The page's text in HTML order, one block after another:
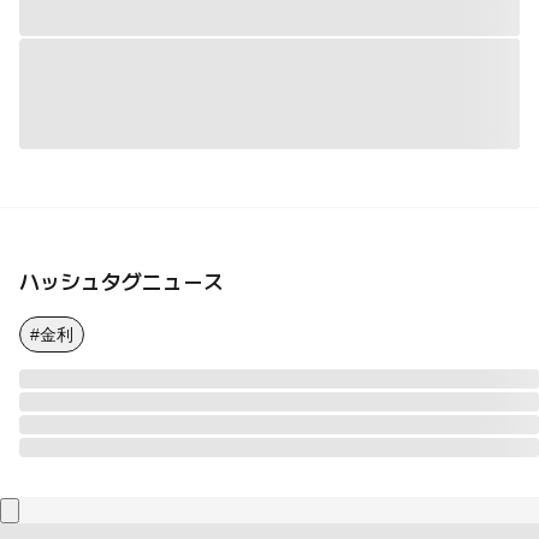
ハッシュタグニュース
#金利